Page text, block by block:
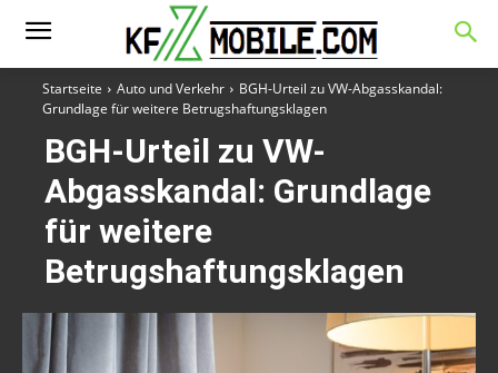
Startseite Auto und Verkehr
BGH-Urteil zu VW-Abgasskandal:
Grundlage für weitere Betrugshaftungsklagen
BGH-Urteil zu VW-
Abgasskandal: Grundlage
für weitere
Betrugshaftungsklagen